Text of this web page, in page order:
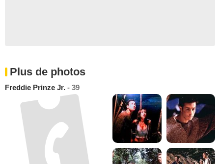
Plus de photos
Freddie Prinze Jr. - 39